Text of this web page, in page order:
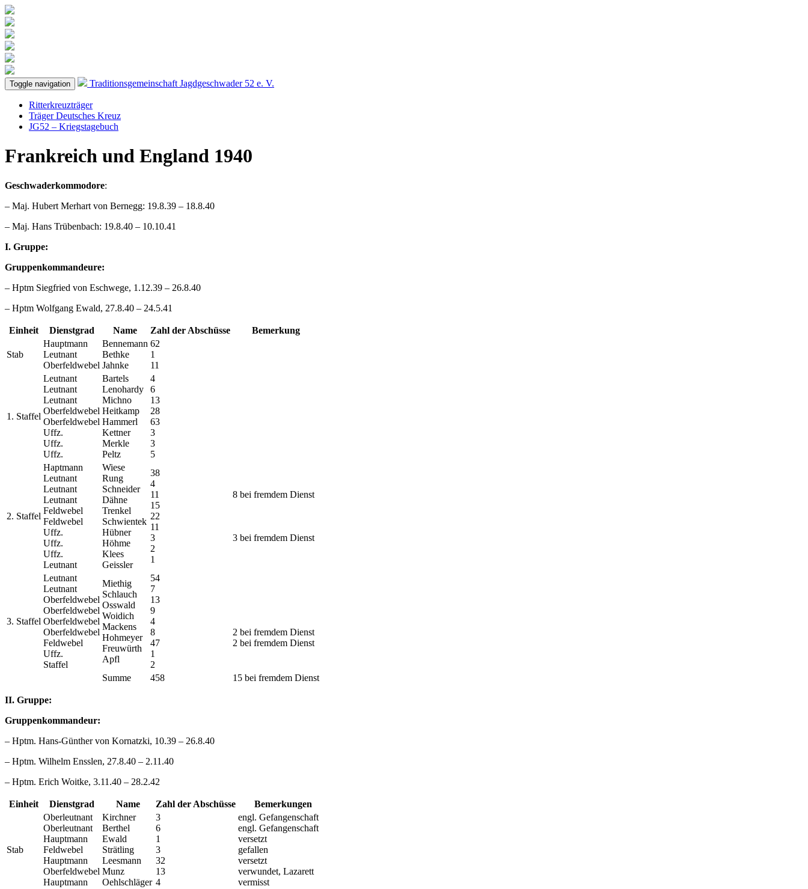
Toggle navigation Traditionsgemeinschaft Jagdgeschwader 52 e. V.
Ritterkreuzträger
Träger Deutsches Kreuz
JG52 – Kriegstagebuch
Frankreich und England 1940
Geschwaderkommodore:
– Maj. Hubert Merhart von Bernegg: 19.8.39 – 18.8.40
– Maj. Hans Trübenbach: 19.8.40 – 10.10.41
I. Gruppe:
Gruppenkommandeure:
– Hptm Siegfried von Eschwege, 1.12.39 – 26.8.40
– Hptm Wolfgang Ewald, 27.8.40 – 24.5.41
Einheit Dienstgrad Name Zahl der Abschüsse Bemerkung
Stab
Hauptmann
Leutnant
Oberfeldwebel
Bennemann
Bethke
Jahnke
62
1
11
1. Staffel
Leutnant
Leutnant
Leutnant
Oberfeldwebel
Oberfeldwebel
Uffz.
Uffz.
Uffz.
Bartels
Lenohardy
Michno
Heitkamp
Hammerl
Kettner
Merkle
Peltz
4
6
13
28
63
3
3
5
2. Staffel
Haptmann
Leutnant
Leutnant
Leutnant
Feldwebel
Feldwebel
Uffz.
Uffz.
Uffz.
Leutnant
Wiese
Rung
Schneider
Dähne
Trenkel
Schwientek
Hübner
Höhme
Klees
Geissler
38
4
11
15
22
11
3
2
1
8 bei fremdem Dienst
3 bei fremdem Dienst
3. Staffel
Leutnant
Leutnant
Oberfeldwebel
Oberfeldwebel
Oberfeldwebel
Oberfeldwebel
Feldwebel
Uffz.
Staffel
Miethig
Schlauch
Osswald
Woidich
Mackens
Hohmeyer
Freuwürth
Apfl
54
7
13
9
4
8
47
1
2
2 bei fremdem Dienst
2 bei fremdem Dienst
Summe 458 15 bei fremdem Dienst
II. Gruppe:
Gruppenkommandeur:
– Hptm. Hans-Günther von Kornatzki, 10.39 – 26.8.40
– Hptm. Wilhelm Ensslen, 27.8.40 – 2.11.40
– Hptm. Erich Woitke, 3.11.40 – 28.2.42
Einheit Dienstgrad Name Zahl der Abschüsse Bemerkungen
Stab
Oberleutnant
Oberleutnant
Hauptmann
Feldwebel
Hauptmann
Oberfeldwebel
Hauptmann
Kirchner
Berthel
Ewald
Strätling
Leesmann
Munz
Oehlschläger
3
6
1
3
32
13
4
engl. Gefangenschaft
engl. Gefangenschaft
versetzt
gefallen
versetzt
verwundet, Lazarett
vermisst